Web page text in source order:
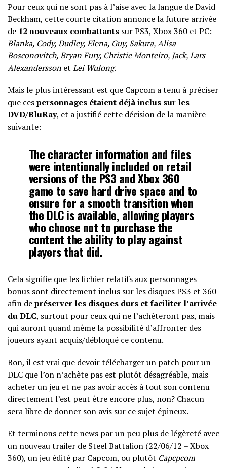
Pour ceux qui ne sont pas à l’aise avec la langue de David
Beckham, cette courte citation annonce la future arrivée
de 12 nouveaux combattants sur PS3, Xbox 360 et PC:
Blanka, Cody, Dudley, Elena, Guy, Sakura, Alisa
Bosconovitch, Bryan Fury, Christie Monteiro, Jack, Lars
Alexandersson et Lei Wulong.
Mais le plus intéressant est que Capcom a tenu à préciser
que cespersonnages étaient déjà inclus sur les
DVD/BluRay, et a justifié cette décision de la manière
suivante:
The character information and files
were intentionally included on retail
versions of the PS3 and Xbox 360
game to save hard drive space and to
ensure for a smooth transition when
the DLC is available, allowing players
who choose not to purchase the
content the ability to play against
players that did.
Cela signifie que les fichier relatifs aux personnages
bonus sont directement inclus sur les disques PS3 et 360
afin depréserver les disques durs et faciliter l’arrivée
du DLC, surtout pour ceux qui ne l’achèteront pas, mais
qui auront quand même la possibilité d’affronter des
joueurs ayant acquis/débloqué ce contenu.
Bon, il est vrai que devoir télécharger un patch pour un
DLC que l’on n’achète pas est plutôt désagréable, mais
acheter un jeu et ne pas avoir accès à tout son contenu
directement l’est peut être encore plus, non? Chacun
sera libre de donner son avis sur ce sujet épineux.
Et terminons cette news par un peu plus de légèreté avec
un nouveau trailer de Steel Battalion (22/06/12 – Xbox
360), un jeu édité par Capcom, ou plutôt Capcpcom